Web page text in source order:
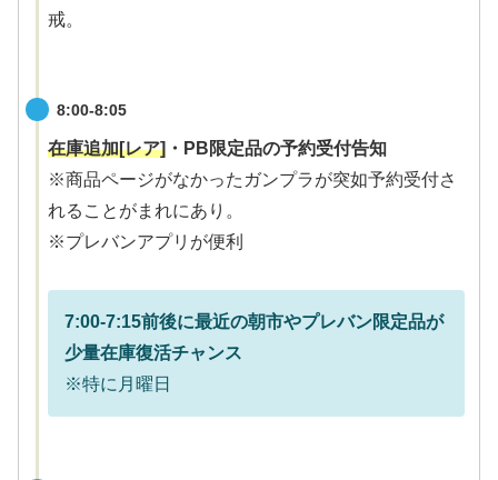
戒。
8:00-8:05
在庫追加[レア] ・PB限定品の予約受付告知
※商品ページがなかったガンプラが突如予約受付さ
れることがまれにあり。
※プレバンアプリが便利
7:00-7:15前後に最近の朝市やプレバン限定品が
少量在庫復活チャンス
※特に月曜日